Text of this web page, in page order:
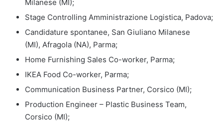
Milanese (MI);
Stage Controlling Amministrazione Logistica, Padova;
Candidature spontanee, San Giuliano Milanese
(MI), Afragola (NA), Parma;
Home Furnishing Sales Co-worker, Parma;
IKEA Food Co-worker, Parma;
Communication Business Partner, Corsico (MI);
Production Engineer – Plastic Business Team,
Corsico (MI);